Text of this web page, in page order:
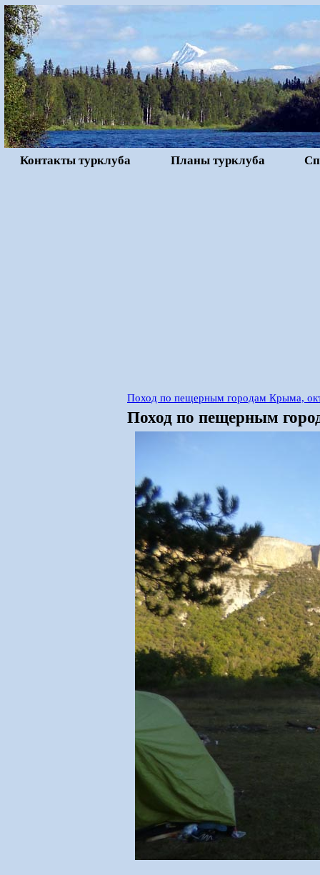
Контакты турклуба Планы турклуба
Поход по пещерным городам Крыма,
Поход по пещерным